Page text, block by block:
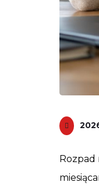
Rozpad